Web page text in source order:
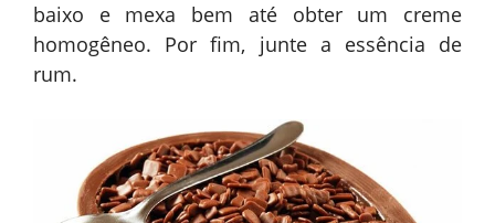
baixo e mexa bem até obter um creme
homogêneo. Por fim, junte a essência de
rum.